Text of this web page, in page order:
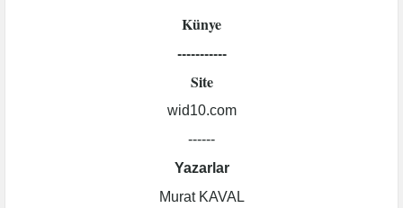
Künye
-----------
Site
wid10.com
------
Yazarlar
Murat KAVAL